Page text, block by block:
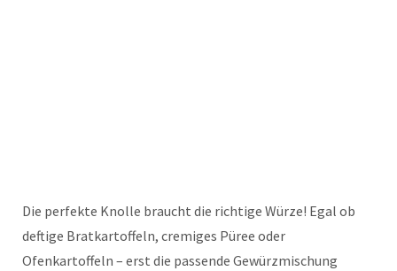
Die perfekte Knolle braucht die richtige Würze! Egal ob
deftige Bratkartoffeln, cremiges Püree oder
Ofenkartoffeln – erst die passende Gewürzmischung